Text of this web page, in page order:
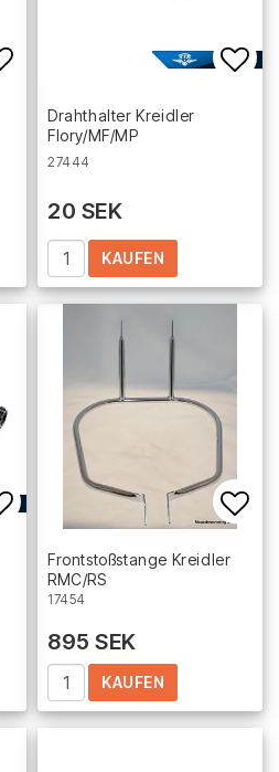
Add to list of favorites
Drahthalter Kreidler
Flory/MF/MP
27444
20 SEK
KAUFEN
Add to list of favorites
Frontstoßstange Kreidler
RMC/RS
17454
895 SEK
KAUFEN